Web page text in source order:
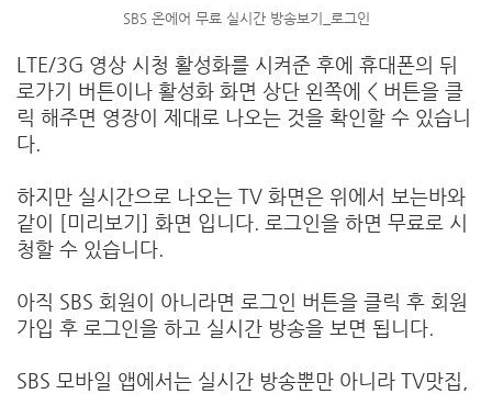
SBS 온에어 무료 실시간 방송보기_로그인
LTE/3G 영상 시청 활성화를 시켜준 후에 휴대폰의 뒤
로가기 버튼이나 활성화 화면 상단 왼쪽에 < 버튼을 클
릭 해주면 영장이 제대로 나오는 것을 확인할 수 있습니
다.
하지만 실시간으로 나오는 TV 화면은 위에서 보는바와
같이 [미리보기] 화면 입니다. 로그인을 하면 무료로 시
청할 수 있습니다.
아직 SBS 회원이 아니라면 로그인 버튼을 클릭 후 회원
가입 후 로그인을 하고 실시간 방송을 보면 됩니다.
SBS 모바일 앱에서는 실시간 방송뿐만 아니라 TV맛집,